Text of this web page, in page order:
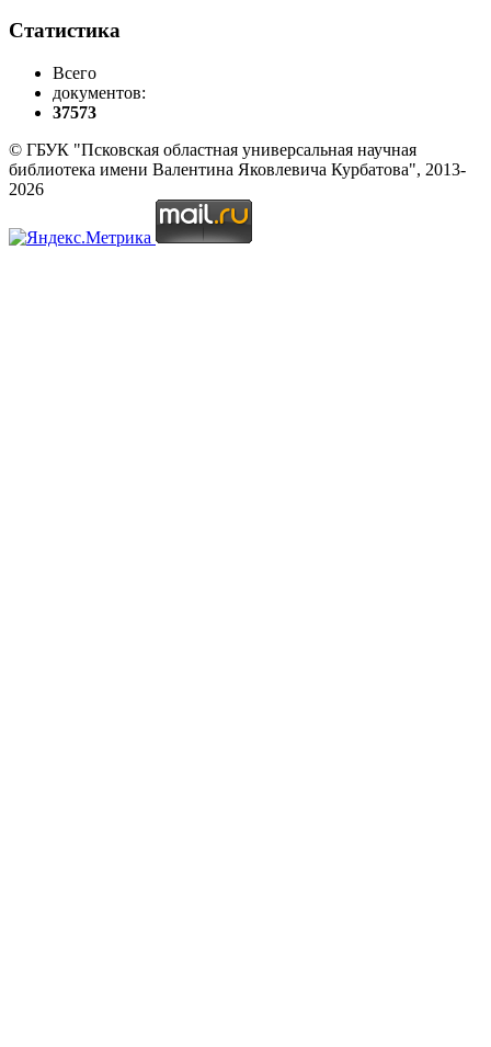
Статистика
Всего
документов:
37573
© ГБУК "Псковская областная универсальная научная
библиотека имени Валентина Яковлевича Курбатова", 2013-
2026